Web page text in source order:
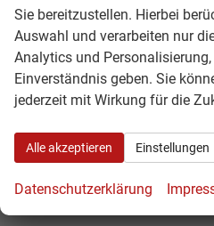
Alltagsfahrzeug. Er eignet sich
Reisende gleichermaßen und
ohne zusätzliche Planung.
Komfort, Technik &
Der California bietet
Cockpit und zahlreiche
Küche, Kühlschrank und
Sie bereitzustellen. Hierbei
Auswahl und verarbeiten nur
Analytics und
Einverständnis geben. Sie
jederzeit mit Wirkung für die
Alle akzeptieren Einstellungen
Datenschutzerklärung